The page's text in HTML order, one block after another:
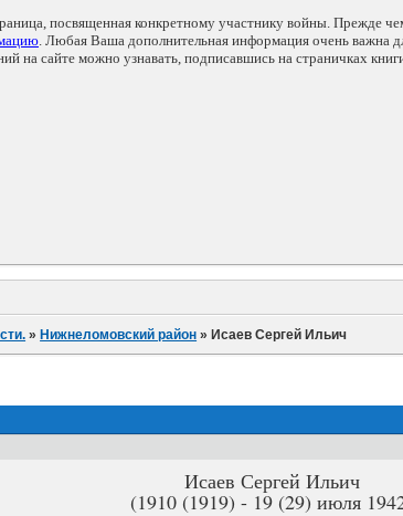
посвященная конкретному участнику войны. Прежде
. Любая Ваша дополнительная информация очень важна
на сайте можно узнавать, подписавшись на страничках
» Нижнеломовский район » Исаев Сергей Ильич
Исаев Сергей Ильич
(1910 (1919) - 19 (29) июля